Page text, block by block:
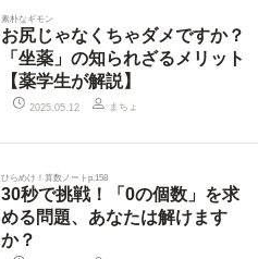
素朴なギモン
お尻じゃなくちゃダメですか？
「坐薬」の知られざるメリット
【薬学生が解説】
2025.05.12 まちょ
ひらめけ！算数ノートp.158
30秒で挑戦！「0の個数」を求
める問題、あなたは解けます
か？